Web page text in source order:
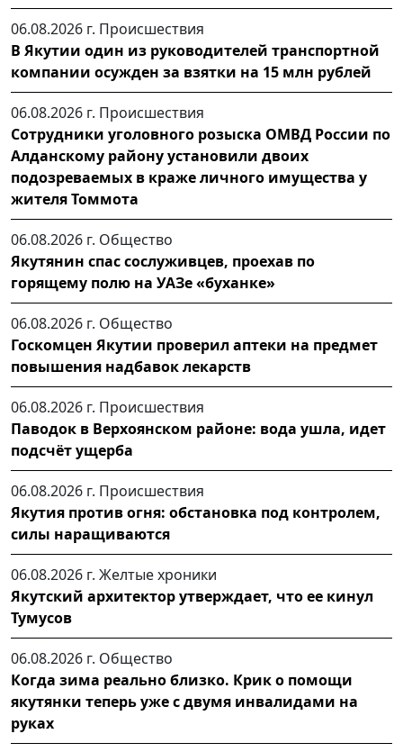
06.08.2026 г. Происшествия
В Якутии один из руководителей транспортной
компании осужден за взятки на 15 млн рублей
06.08.2026 г. Происшествия
Сотрудники уголовного розыска ОМВД России по
Алданскому району установили двоих
подозреваемых в краже личного имущества у
жителя Томмота
06.08.2026 г. Общество
Якутянин спас сослуживцев, проехав по
горящему полю на УАЗе «буханке»
06.08.2026 г. Общество
Госкомцен Якутии проверил аптеки на предмет
повышения надбавок лекарств
06.08.2026 г. Происшествия
Паводок в Верхоянском районе: вода ушла, идет
подсчёт ущерба
06.08.2026 г. Происшествия
Якутия против огня: обстановка под контролем,
силы наращиваются
06.08.2026 г. Желтые хроники
Якутский архитектор утверждает, что ее кинул
Тумусов
06.08.2026 г. Общество
Когда зима реально близко. Крик о помощи
якутянки теперь уже с двумя инвалидами на
руках